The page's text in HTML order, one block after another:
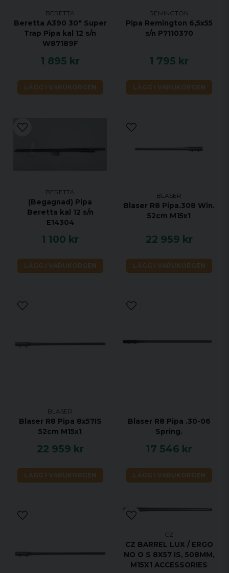
BERETTA
Beretta A390 30" Super
Trap Pipa kal 12 s/n
W87189F
1 895 kr
LÄGG I VARUKORGEN
REMINGTON
Pipa Remington 6,5x55
s/n P7110370
1 795 kr
LÄGG I VARUKORGEN
BERETTA
(Begagnad) Pipa
Beretta kal 12 s/n
E14304
1 100 kr
LÄGG I VARUKORGEN
BLASER
Blaser R8 Pipa.308 Win.
52cm M15x1
22 959 kr
LÄGG I VARUKORGEN
BLASER
Blaser R8 Pipa 8x57IS
52cm M15x1
22 959 kr
LÄGG I VARUKORGEN
Blaser R8 Pipa .30-06
Spring.
17 546 kr
LÄGG I VARUKORGEN
CZ
CZ BARREL LUX / ERGO
NO O S 8X57 IS, 508MM,
M15X1 ACCESSORIES